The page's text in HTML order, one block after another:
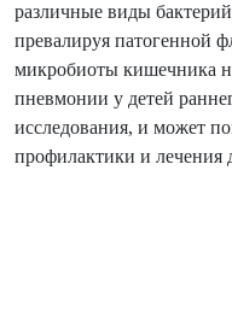
различные виды
превалируя патогенной
микробиоты кишечника
пневмонии у детей
исследования, и может
профилактики и лечения